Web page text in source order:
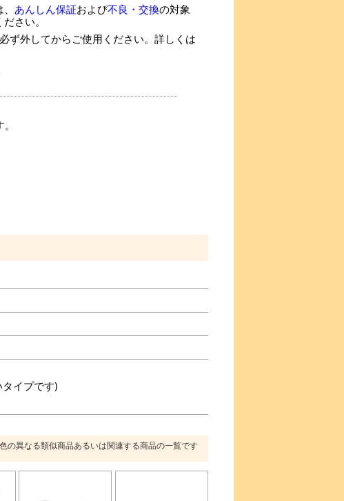
あんしん保証および不良・交換の対象
さい。
ず外してからご使用ください。詳しくは
イプです)
の異なる類似商品あるいは関連する商品の一覧です